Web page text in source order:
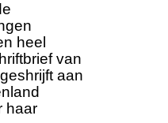
heel
van
aan
haar